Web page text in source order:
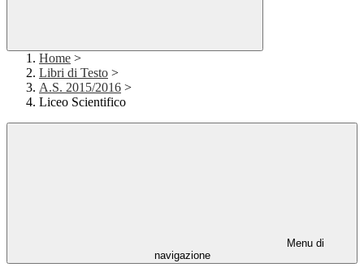
Home >
Libri di Testo >
A.S. 2015/2016 >
Liceo Scientifico
Menu di
navigazione